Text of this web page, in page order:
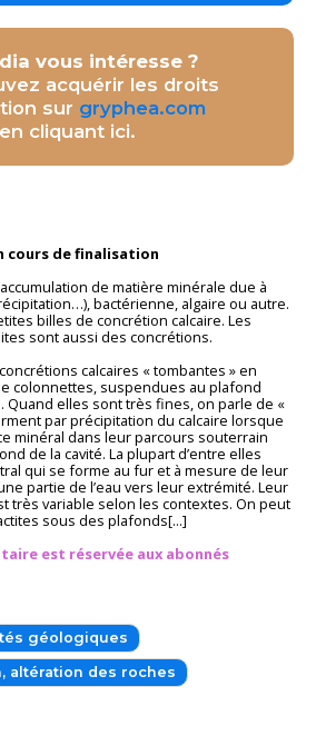
vous intéresse ?
acquérir les droits
sur gryphea.com
en cliquant ici.
cours de finalisation
de matière minérale due à
bactérienne, algaire ou autre.
billes de concrétion calcaire. Les
sont aussi des concrétions.
calcaires « tombantes » en
colonnettes, suspendues au plafond
Quand elles sont très fines, on parle de «
par précipitation du calcaire lorsque
minéral dans leur parcours souterrain
de la cavité. La plupart d’entre elles
qui se forme au fur et à mesure de leur
partie de l’eau vers leur extrémité. Leur
très variable selon les contextes. On peut
sous des plafonds[...]
est réservée aux abonnés
géologiques
altération des roches